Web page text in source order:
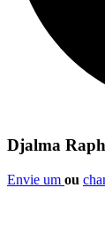
Djalma
Envie um ou